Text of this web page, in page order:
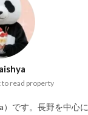
read property
）です。長野を中心に